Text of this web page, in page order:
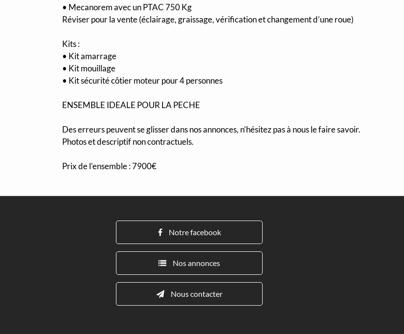
• Mecanorem avec un PTAC 750 Kg
Réviser pour la vente (éclairage, graissage, vérification et changement d’une roue)
Kits :
• Kit amarrage
• Kit mouillage
• Kit sécurité côtier moteur pour 4 personnes
ENSEMBLE IDEALE POUR LA PECHE
Des erreurs peuvent se glisser dans nos annonces, n’hésitez pas à nous le faire savoir.
Photos et descriptif non contractuels.
Prix de l’ensemble : 7900€
Notre facebook
Nos annonces
Nous contacter